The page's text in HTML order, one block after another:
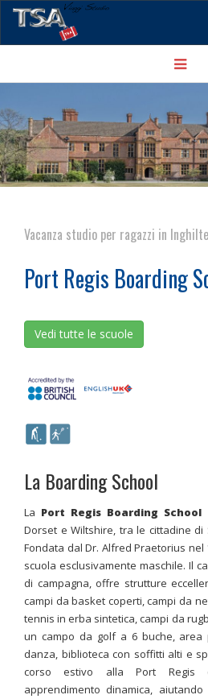
Vacanza studio per ragazzi in
Port Regis Boarding
Vedi tutte le scuole
La Boarding School
La Port Regis Boarding School
Dorset e Wiltshire, tra le cittadine di
Fondata dal Dr. Alfred Praetorius
scuola esclusivamente maschile. Il
di campagna, offre strutture
campi da basket coperti, campi da
tennis in erba sintetica, campi da
un campo da golf a 6 buche, area
danza, biblioteca con soffitti alti e
corso estivo alla Port Regis
apprendimento dinamica,